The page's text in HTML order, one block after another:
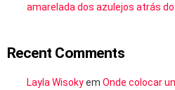
amarelada dos azulejos atrás
Recent Comments
Layla Wisokyem Onde colocar